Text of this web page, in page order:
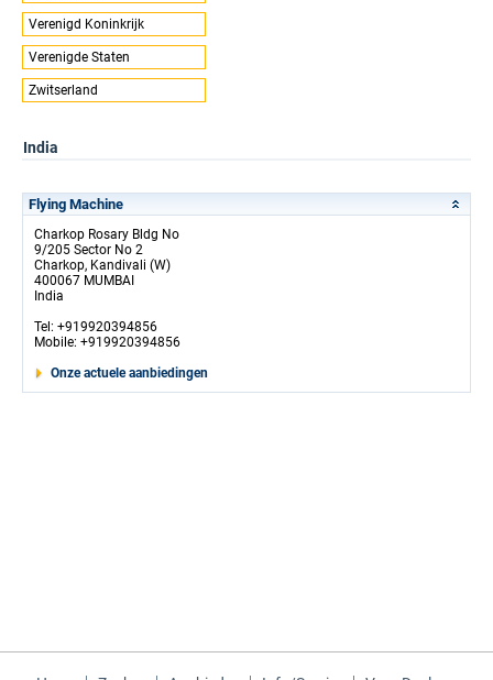
Verenigd Koninkrijk
Verenigde Staten
Zwitserland
India
Flying Machine
Charkop Rosary Bldg No
9/205 Sector No 2
Charkop, Kandivali (W)
400067 MUMBAI
India
Tel: +919920394856
Mobile: +919920394856
Onze actuele aanbiedingen